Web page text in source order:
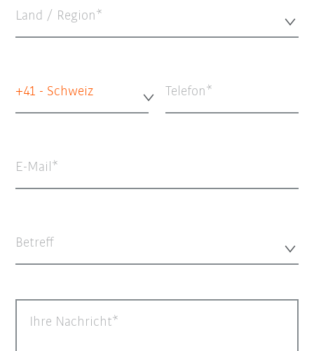
Land / Region*
+41 - Schweiz Telefon
E-Mail
Betreff
Ihre Nachricht